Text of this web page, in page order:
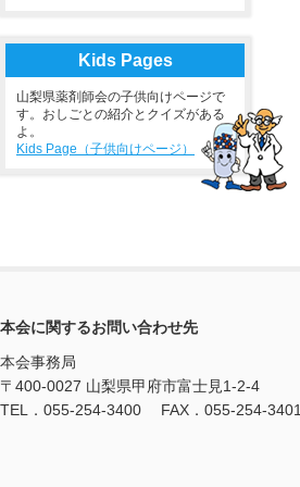
Kids Pages
山梨県薬剤師会の子供向けページで
す。おしごとの紹介とクイズがある
よ。
Kids Page（子供向けページ）
本会に関するお問い合わせ先
本会事務局
〒400-0027 山梨県甲府市富士見1-2-4
TEL．055-254-3400 FAX．055-254-3401